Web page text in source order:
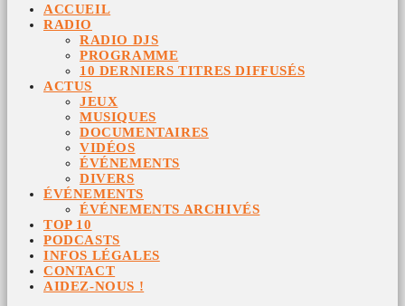
ACCUEIL
RADIO
RADIO DJS
PROGRAMME
10 DERNIERS TITRES DIFFUSÉS
ACTUS
JEUX
MUSIQUES
DOCUMENTAIRES
VIDÉOS
ÉVÉNEMENTS
DIVERS
ÉVÉNEMENTS
ÉVÉNEMENTS ARCHIVÉS
TOP 10
PODCASTS
INFOS LÉGALES
CONTACT
AIDEZ-NOUS !